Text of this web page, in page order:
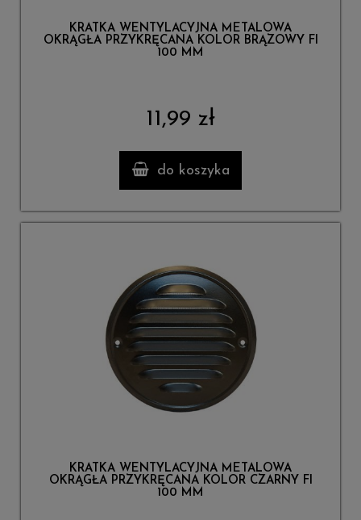
KRATKA WENTYLACYJNA METALOWA
OKRĄGŁA PRZYKRĘCANA KOLOR BRĄZOWY FI
100 MM
11,99 zł
do koszyka
KRATKA WENTYLACYJNA METALOWA
OKRĄGŁA PRZYKRĘCANA KOLOR CZARNY FI
100 MM